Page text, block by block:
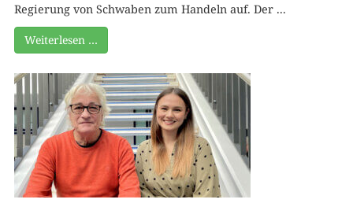
Regierung von Schwaben zum Handeln auf. Der ...
Weiterlesen …